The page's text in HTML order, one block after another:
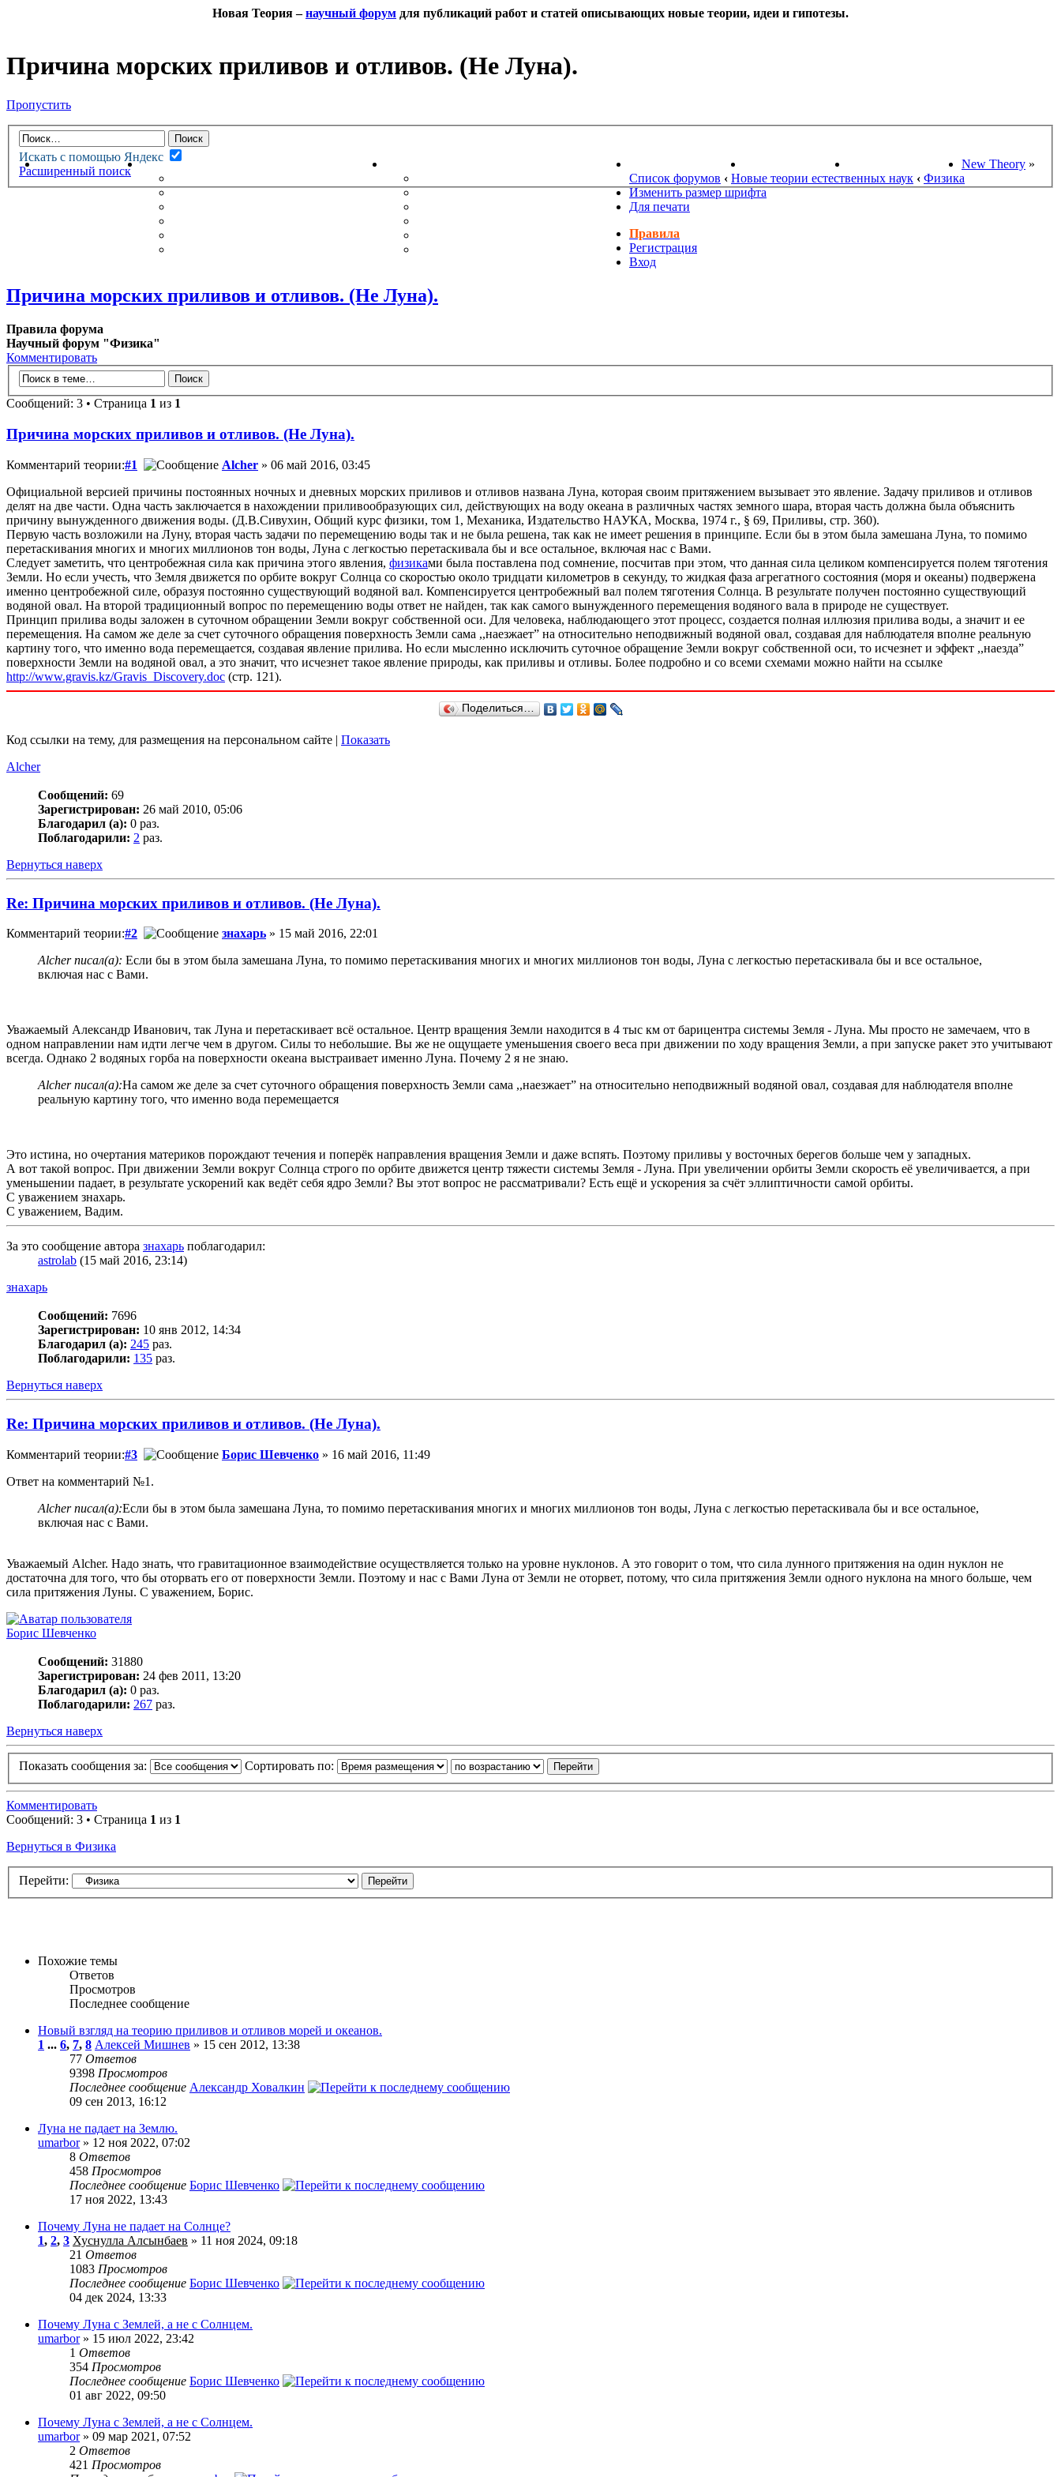
Новая Теория –научный форум для публикаций работ и статей описывающих новые теории, идеи и гипотезы.
Причина морских приливов и отливов. (Не Луна).
Пропустить
Искать с помощью Яндекс
Расширенный поиск
НОВАЯ ТЕОРИЯФОРУМ
НЕПРОЧИТАННЫЕ СООБЩЕНИЯ
ПОЖЕЛАНИЯ
НОВОСТИ НАУКИ ПОИСК ТЕОРИЙ СТАРЫЙ ПОРТАЛ New Theory »
Список форумов ‹ Новые теории естественных наук ‹ Физика
Изменить размер шрифта
Для печати
Правила
Регистрация
Вход
Причина морских приливов и отливов. (Не Луна).
Правила форума
Научный форум "Физика"
Комментировать
Сообщений: 3 • Страница 1 из 1
Причина морских приливов и отливов. (Не Луна).
Комментарий теории:#1 Alcher » 06 май 2016, 03:45
Официальной версией причины постоянных ночных и дневных морских приливов и отливов названа Луна, которая своим притяжением вызывает это явление. Задачу приливов и отливов
делят на две части. Одна часть заключается в нахождении приливообразующих сил, действующих на воду океана в различных частях земного шара, вторая часть должна была объяснить
причину вынужденного движения воды. (Д.В.Сивухин, Общий курс физики, том 1, Механика, Издательство НАУКА, Москва, 1974 г., § 69, Приливы, стр. 360).
Первую часть возложили на Луну, вторая часть задачи по перемещению воды так и не была решена, так как не имеет решения в принципе. Если бы в этом была замешана Луна, то помимо
перетаскивания многих и многих миллионов тон воды, Луна с легкостью перетаскивала бы и все остальное, включая нас с Вами.
Следует заметить, что центробежная сила как причина этого явления, физиками была поставлена под сомнение, посчитав при этом, что данная сила целиком компенсируется полем тяготения
Земли. Но если учесть, что Земля движется по орбите вокруг Солнца со скоростью около тридцати километров в секунду, то жидкая фаза агрегатного состояния (моря и океаны) подвержена
именно центробежной силе, образуя постоянно существующий водяной вал. Компенсируется центробежный вал полем тяготения Солнца. В результате получен постоянно существующий
водяной овал. На второй традиционный вопрос по перемещению воды ответ не найден, так как самого вынужденного перемещения водяного вала в природе не существует.
Принцип прилива воды заложен в суточном обращении Земли вокруг собственной оси. Для человека, наблюдающего этот процесс, создается полная иллюзия прилива воды, а значит и ее
перемещения. На самом же деле за счет суточного обращения поверхность Земли сама ,,наезжает” на относительно неподвижный водяной овал, создавая для наблюдателя вполне реальную
картину того, что именно вода перемещается, создавая явление прилива. Но если мысленно исключить суточное обращение Земли вокруг собственной оси, то исчезнет и эффект ,,наезда”
поверхности Земли на водяной овал, а это значит, что исчезнет такое явление природы, как приливы и отливы. Более подробно и со всеми схемами можно найти на ссылке
http://www.gravis.kz/Gravis_Discovery.doc (стр. 121).
Поделиться…
Код ссылки на тему, для размещения на персональном сайте | Показать
Alcher
Сообщений: 69
Зарегистрирован: 26 май 2010, 05:06
Благодарил (а): 0 раз.
Поблагодарили: 2 раз.
Вернуться наверх
Re: Причина морских приливов и отливов. (Не Луна).
Комментарий теории:#2 знахарь » 15 май 2016, 22:01
Alcher писал(а): Если бы в этом была замешана Луна, то помимо перетаскивания многих и многих миллионов тон воды, Луна с легкостью перетаскивала бы и все остальное,
включая нас с Вами.
Уважаемый Александр Иванович, так Луна и перетаскивает всё остальное. Центр вращения Земли находится в 4 тыс км от барицентра системы Земля - Луна. Мы просто не замечаем, что в
одном направлении нам идти легче чем в другом. Силы то небольшие. Вы же не ощущаете уменьшения своего веса при движении по ходу вращения Земли, а при запуске ракет это учитывают
всегда. Однако 2 водяных горба на поверхности океана выстраивает именно Луна. Почему 2 я не знаю.
Alcher писал(а):На самом же деле за счет суточного обращения поверхность Земли сама ,,наезжает” на относительно неподвижный водяной овал, создавая для наблюдателя вполне
реальную картину того, что именно вода перемещается
Это истина, но очертания материков порождают течения и поперёк направления вращения Земли и даже вспять. Поэтому приливы у восточных берегов больше чем у западных.
А вот такой вопрос. При движении Земли вокруг Солнца строго по орбите движется центр тяжести системы Земля - Луна. При увеличении орбиты Земли скорость её увеличивается, а при
уменьшении падает, в результате ускорений как ведёт себя ядро Земли? Вы этот вопрос не рассматривали? Есть ещё и ускорения за счёт эллиптичности самой орбиты.
С уважением знахарь.
С уважением, Вадим.
За это сообщение автора знахарь поблагодарил:
astrolab (15 май 2016, 23:14)
знахарь
Сообщений: 7696
Зарегистрирован: 10 янв 2012, 14:34
Благодарил (а): 245 раз.
Поблагодарили: 135 раз.
Вернуться наверх
Re: Причина морских приливов и отливов. (Не Луна).
Комментарий теории:#3 Борис Шевченко » 16 май 2016, 11:49
Ответ на комментарий №1.
Alcher писал(а):Если бы в этом была замешана Луна, то помимо перетаскивания многих и многих миллионов тон воды, Луна с легкостью перетаскивала бы и все остальное,
включая нас с Вами.
Уважаемый Alcher. Надо знать, что гравитационное взаимодействие осуществляется только на уровне нуклонов. А это говорит о том, что сила лунного притяжения на один нуклон не
достаточна для того, что бы оторвать его от поверхности Земли. Поэтому и нас с Вами Луна от Земли не оторвет, потому, что сила притяжения Земли одного нуклона на много больше, чем
сила притяжения Луны. С уважением, Борис.
Борис Шевченко
Сообщений: 31880
Зарегистрирован: 24 фев 2011, 13:20
Благодарил (а): 0 раз.
Поблагодарили: 267 раз.
Вернуться наверх
Показать сообщения за: Сортировать по:
Комментировать
Сообщений: 3 • Страница 1 из 1
Вернуться в Физика
Перейти:
Похожие темы
Ответов
Просмотров
Последнее сообщение
Новый взгляд на теорию приливов и отливов морей и океанов.
1 ... 6, 7, 8 Алексей Мишнев » 15 сен 2012, 13:38
77 Ответов
9398 Просмотров
Последнее сообщение Александр Ховалкин
09 сен 2013, 16:12
Луна не падает на Землю.
umarbor» 12 ноя 2022, 07:02
8 Ответов
458 Просмотров
Последнее сообщение Борис Шевченко
17 ноя 2022, 13:43
Почему Луна не падает на Солнце?
1, 2, 3 Хуснулла Алсынбаев » 11 ноя 2024, 09:18
21 Ответов
1083 Просмотров
Последнее сообщение Борис Шевченко
04 дек 2024, 13:33
Почему Луна с Землей, а не с Солнцем.
umarbor» 15 июл 2022, 23:42
1 Ответов
354 Просмотров
Последнее сообщение Борис Шевченко
01 авг 2022, 09:50
Почему Луна с Землей, а не с Солнцем.
umarbor» 09 мар 2021, 07:52
2 Ответов
421 Просмотров